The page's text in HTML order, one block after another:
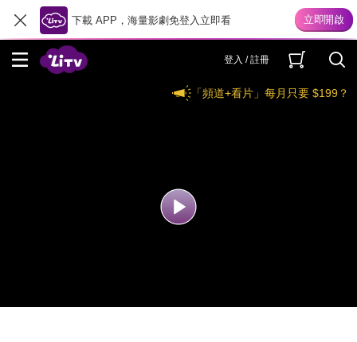
下載 APP，海量影劇免登入立即看
登入 / 註冊
「頻道+看片」每月只要 $199？